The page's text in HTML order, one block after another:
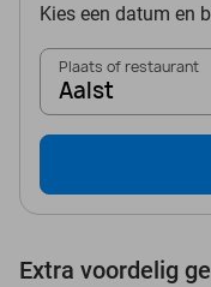
Kies een datum en
Plaats of restaurant
Aalst
Extra voordelig